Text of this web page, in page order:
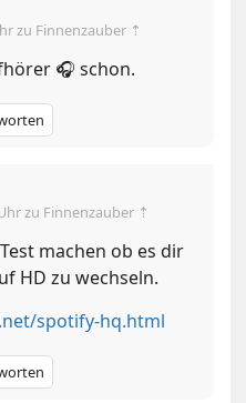
zu Finnenzauber ⇡
🎧 schon.
zu Finnenzauber ⇡
machen ob es dir
HD zu wechseln.
spotify-hq.html